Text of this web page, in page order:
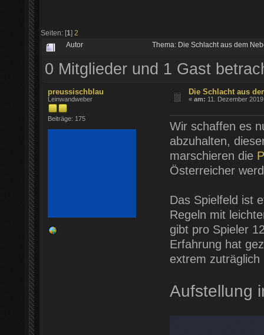
Seiten: [1] 2
Autor Thema: Die Schlacht aus dem
0 Mitglieder und 1 Gast
preussischblau
Leinwandweber
Beiträge: 175
Die Schlacht aus
«am: 11. Dezember
Wir schaffen es
abzuhalten,
marschieren die
Österreicher
Das Spielfeld ist
Regeln mit
gibt pro Spieler
Erfahrung hat
extrem zuträglich
Aufstellung